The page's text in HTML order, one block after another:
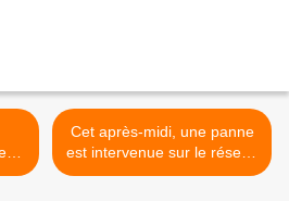
Cet après-midi, une panne
est intervenue sur le réseau
de Free, depuis 17h50, ce